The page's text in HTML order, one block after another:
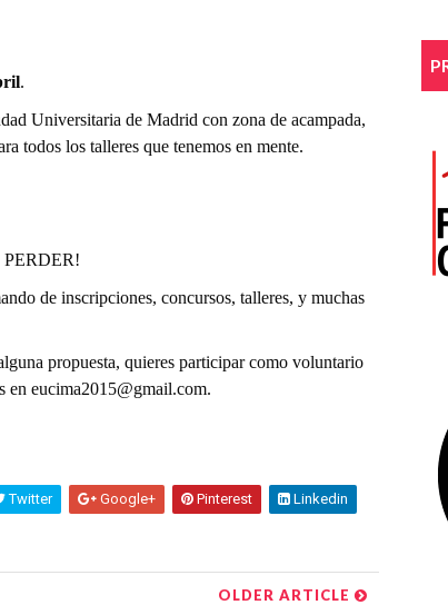
.
Universitaria de Madrid con zona de acampada,
todos los talleres que tenemos en mente.
PERDER!
de inscripciones, concursos, talleres, y muchas
propuesta, quieres participar como voluntario
en eucima2015@gmail.com.
Twitter Google+ Pinterest Linkedin
OLDER ARTICLE